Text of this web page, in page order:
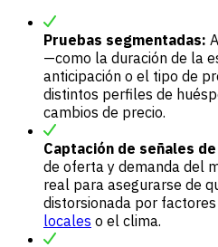
Pruebas segmentadas:
—como la duración de la
anticipación o el tipo de
distintos perfiles de
cambios de precio.
Captación de señales
de oferta y demanda del
real para asegurarse de
distorsionada por
locales o el clima.